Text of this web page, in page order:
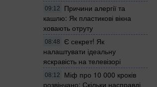
09:12
Причини алергії та
кашлю: Як пластикові вікна
ховають отруту
08:48
Є секрет! Як
налаштувати ідеальну
яскравість на телевізорі
08:12
Міф про 10 000 кроків
розвінчано: Скільки насправді